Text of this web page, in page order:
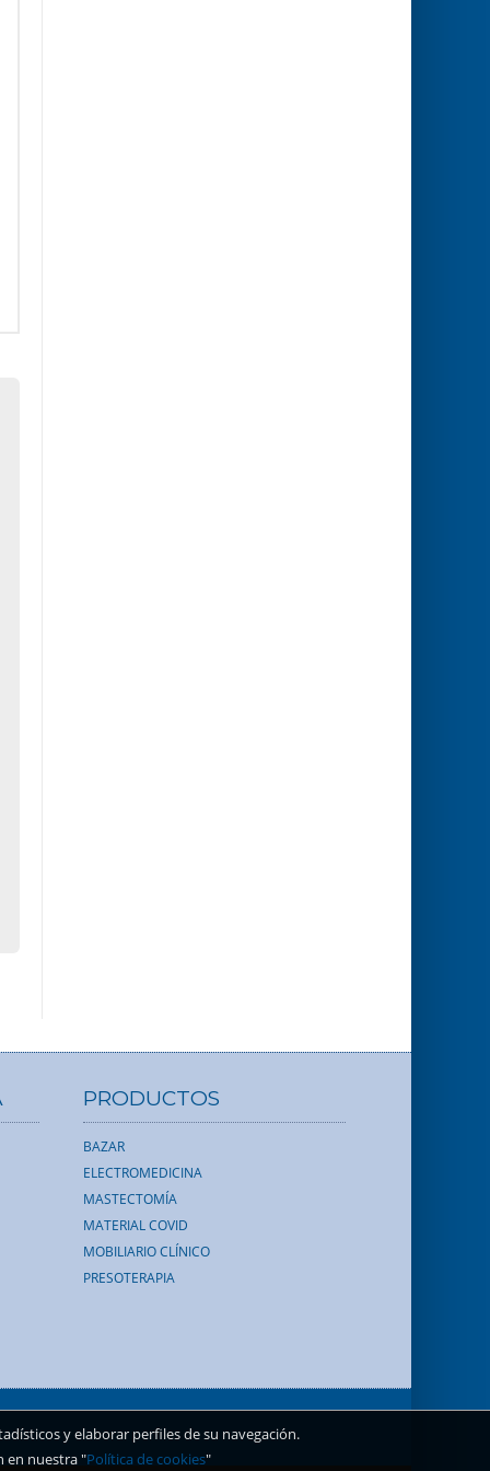
y elaborar perfiles de su navegación.
en nuestra "Política de cookies"
PRODUCTOS
BAZAR
ELECTROMEDICINA
MASTECTOMÍA
MATERIAL COVID
MOBILIARIO CLÍNICO
PRESOTERAPIA